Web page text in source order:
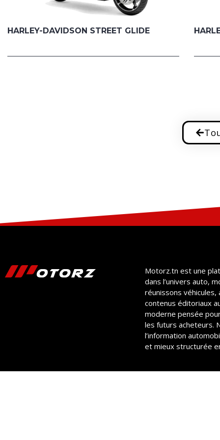
HARLEY-DAVIDSON STREET GLIDE
Motorz.tn est une
dans l’univers auto,
réunissons
contenus éditoriaux
moderne pensée
les futurs acheteurs.
l’information
et mieux structurée